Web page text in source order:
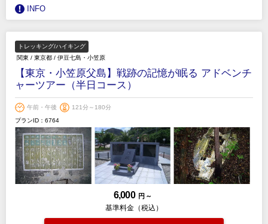
INFO
トレッキング/ハイキング
関東 / 東京都 / 伊豆七島・小笠原
【東京・小笠原父島】戦跡の記憶が眠る アドベンチ
ャーツアー（半日コース）
午前・午後
121分～180分
プランID：6764
6,000 円 ～
基準料金（税込）